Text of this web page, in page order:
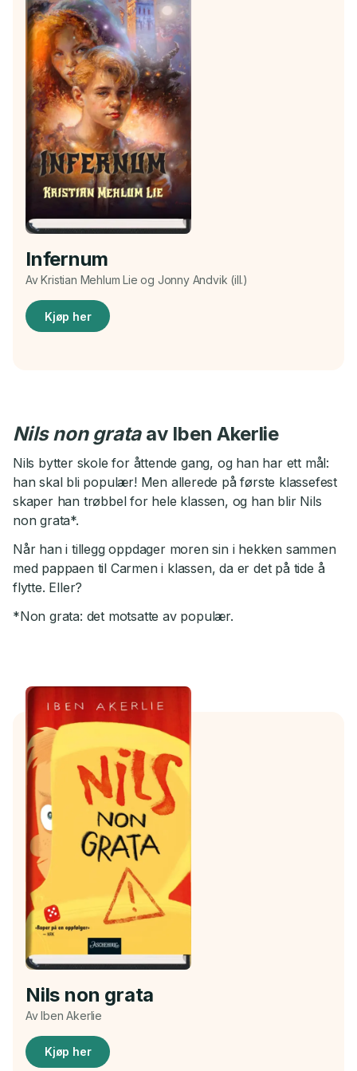
Infernum
Av Kristian Mehlum Lie og Jonny Andvik (ill.)
Kjøp her
Nils non grata av Iben Akerlie
Nils bytter skole for åttende gang, og han har ett mål:
han skal bli populær! Men allerede på første klassefest
skaper han trøbbel for hele klassen, og han blir Nils
non grata*.
Når han i tillegg oppdager moren sin i hekken sammen
med pappaen til Carmen i klassen, da er det på tide å
flytte. Eller?
*Non grata: det motsatte av populær.
Nils non grata
Av Iben Akerlie
Kjøp her